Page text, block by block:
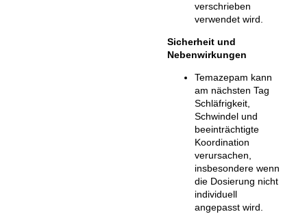
verschrieben
verwendet wird.
Sicherheit und
Nebenwirkungen
Temazepam kann
am nächsten Tag
Schläfrigkeit,
Schwindel und
beeinträchtigte
Koordination
verursachen,
insbesondere wenn
die Dosierung nicht
individuell
angepasst wird.